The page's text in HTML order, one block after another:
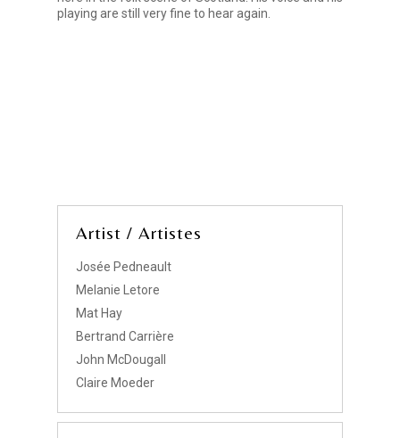
playing are still very fine to hear again.
Artist / Artistes
Josée Pedneault
Melanie Letore
Mat Hay
Bertrand Carrière
John McDougall
Claire Moeder